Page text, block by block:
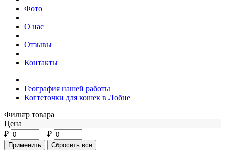
Фото
О нас
Отзывы
Контакты
География нашей работы
Когтеточки для кошек в Лобне
Фильтр товара
Цена
₽
– ₽